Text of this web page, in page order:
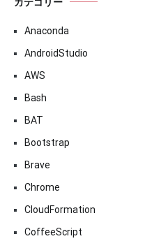
カテゴリー
Anaconda
AndroidStudio
AWS
Bash
BAT
Bootstrap
Brave
Chrome
CloudFormation
CoffeeScript